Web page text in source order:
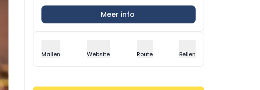
Meer info
Mailen Website Route Bellen